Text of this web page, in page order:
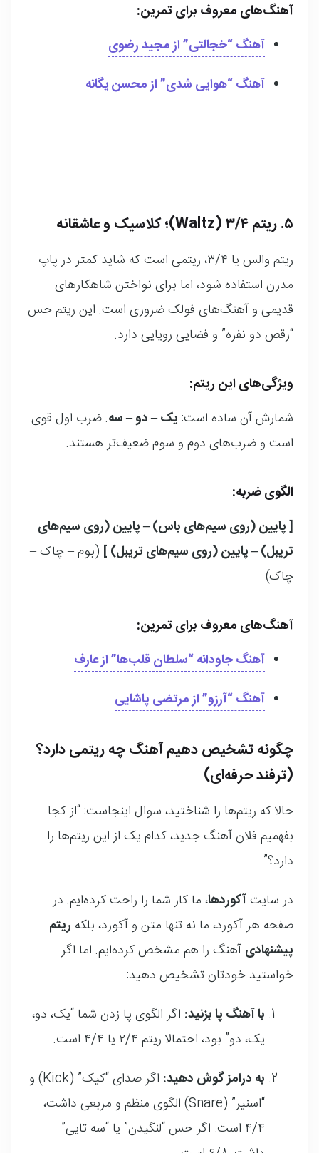
آهنگ‌های معروف برای تمرین:
آهنگ “خجالتی” از مجید رضوی
آهنگ “هوایی شدی” از محسن یگانه
۵. ریتم ۳/۴ (Waltz)؛ کلاسیک و عاشقانه
ریتم والس یا ۳/۴، ریتمی است که شاید کمتر در پاپ
مدرن استفاده شود، اما برای نواختن شاهکارهای
قدیمی و آهنگ‌های فولک ضروری است. این ریتم حس
“رقص دو نفره” و فضایی رویایی دارد.
ویژگی‌های این ریتم:
شمارش آن ساده است: یک – دو – سه. ضرب اول قوی
است و ضرب‌های دوم و سوم ضعیف‌تر هستند.
الگوی ضربه:
[ پایین (روی سیم‌های باس) – پایین (روی سیم‌های
تریبل) – پایین (روی سیم‌های تریبل) ] (بوم – چاک –
چاک)
آهنگ‌های معروف برای تمرین:
آهنگ جاودانه“سلطان قلب‌ها” از عارف
آهنگ“آرزو” از مرتضی پاشایی
چگونه تشخیص دهیم آهنگ چه ریتمی دارد؟
(ترفند حرفه‌ای)
حالا که ریتم‌ها را شناختید، سوال اینجاست: “از کجا
بفهمیم فلان آهنگ جدید، کدام یک از این ریتم‌ها را
دارد؟”
در سایتآکوردها، ما کار شما را راحت کرده‌ایم. در
صفحه هر آکورد، ما نه تنها متن و آکورد، بلکه ریتم
پیشنهادی آهنگ را هم مشخص کرده‌ایم. اما اگر
خواستید خودتان تشخیص دهید:
با آهنگ پا بزنید: اگر الگوی پا زدن شما “یک، دو،
یک، دو” بود، احتمالا ریتم ۲/۴ یا ۴/۴ است.
به درامز گوش دهید:
اگر صدای “کیک” (Kick) و
“اسنیر” (Snare) الگوی منظم و مربعی داشت،
۴/۴ است. اگر حس “لنگیدن” یا “سه تایی”